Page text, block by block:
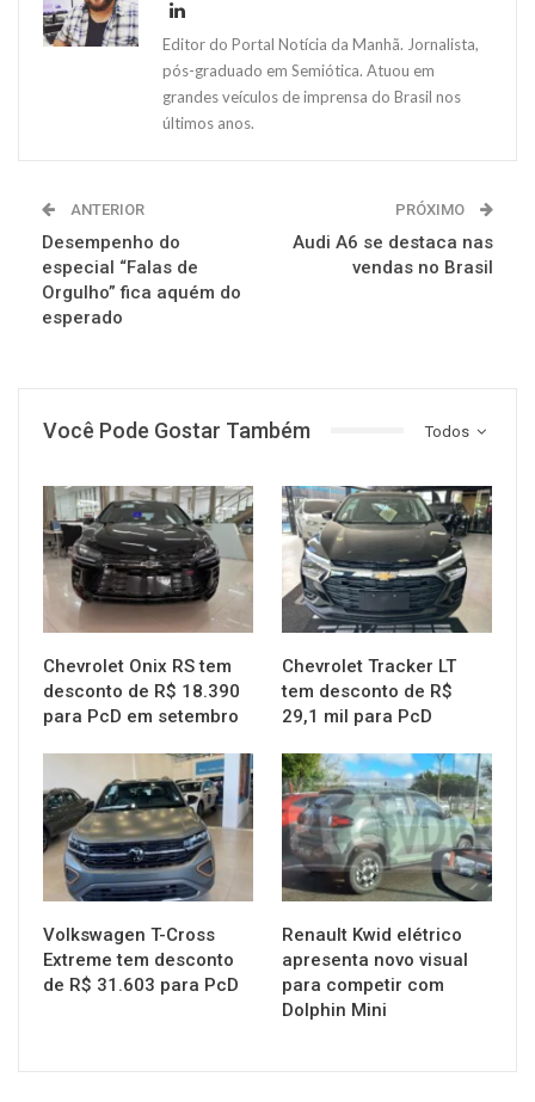
Editor do Portal Notícia da Manhã. Jornalista,
pós-graduado em Semiótica. Atuou em
grandes veículos de imprensa do Brasil nos
últimos anos.
ANTERIOR
Desempenho do
especial “Falas de
Orgulho” fica aquém do
esperado
PRÓXIMO
Audi A6 se destaca nas
vendas no Brasil
Todos
Você Pode Gostar Também
MUNDO AUTOMOTIVO
Chevrolet Onix RS tem
desconto de R$ 18.390
para PcD em setembro
MUNDO AUTOMOTIVO
Chevrolet Tracker LT
tem desconto de R$
29,1 mil para PcD
MUNDO AUTOMOTIVO
Volkswagen T-Cross
Extreme tem desconto
de R$ 31.603 para PcD
MUNDO AUTOMOTIVO
Renault Kwid elétrico
apresenta novo visual
para competir com
Dolphin Mini